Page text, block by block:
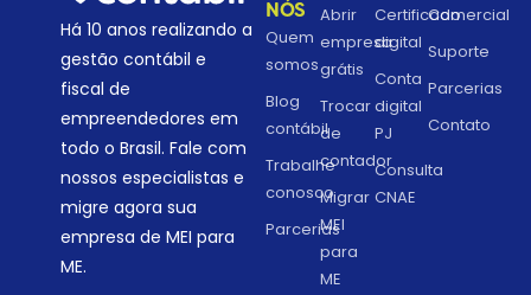
Há 10 anos realizando a
gestão contábil e
fiscal de
empreendedores em
todo o Brasil. Fale com
nossos especialistas e
migre agora sua
empresa de MEI para
ME.
NÓS
Quem
somos
Blog
contábil
Trabalhe
conosco
Parcerias
Abrir
empresa
grátis
Trocar
de
contador
Migrar
MEI
para
ME
Certificado
digital
Conta
digital
PJ
Consulta
CNAE
Comercial
Suporte
Parcerias
Contato